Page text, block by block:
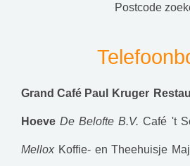
postcode
Grand Café Paul Kruger
Hoeve De Belofte B.V. Café 't
Mellox Koffie- en Theehuisje